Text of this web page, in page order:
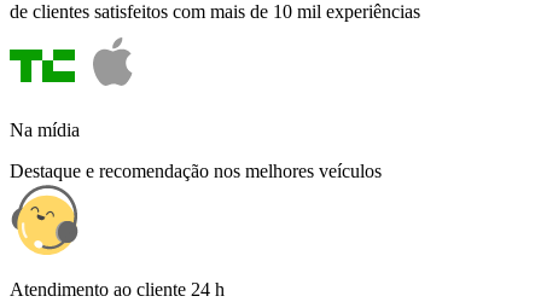
de clientes satisfeitos com mais de 10 mil experiências
Na mídia
Destaque e recomendação nos melhores veículos
Atendimento ao cliente 24 h